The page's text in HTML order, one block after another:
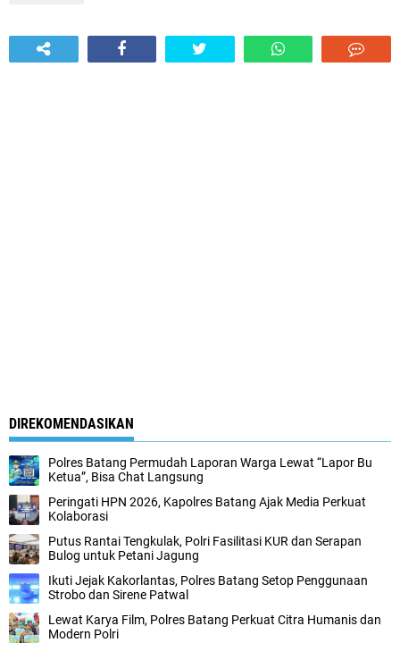
DIREKOMENDASIKAN
Polres Batang Permudah Laporan Warga Lewat “Lapor Bu
Ketua”, Bisa Chat Langsung
Peringati HPN 2026, Kapolres Batang Ajak Media Perkuat
Kolaborasi
Putus Rantai Tengkulak, Polri Fasilitasi KUR dan Serapan
Bulog untuk Petani Jagung
Ikuti Jejak Kakorlantas, Polres Batang Setop Penggunaan
Strobo dan Sirene Patwal
Lewat Karya Film, Polres Batang Perkuat Citra Humanis dan
Modern Polri